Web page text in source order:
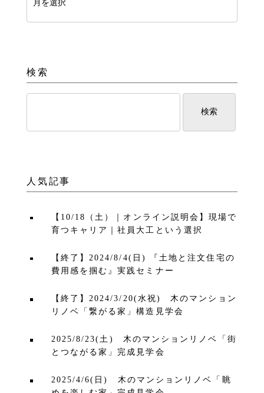
検索
人気記事
【10/18（土）｜オンライン説明会】現場で
育つキャリア｜社員大工という選択
【終了】2024/8/4(日) 『土地と注文住宅の
費用感を掴む』実践セミナー
【終了】2024/3/20(水祝) 木のマンション
リノベ「繋がる家」構造見学会
2025/8/23(土) 木のマンションリノベ「街
とつながる家」完成見学会
2025/4/6(日) 木のマンションリノベ「眺